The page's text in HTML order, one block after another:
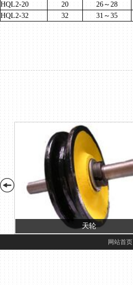
HQL2-20
20 26 ～ 28
HQL2-32
32 31 ～ 35
天轮
网站首页